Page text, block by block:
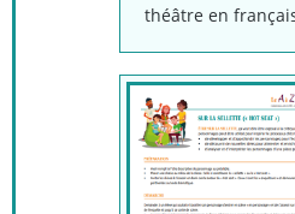
théâtre en